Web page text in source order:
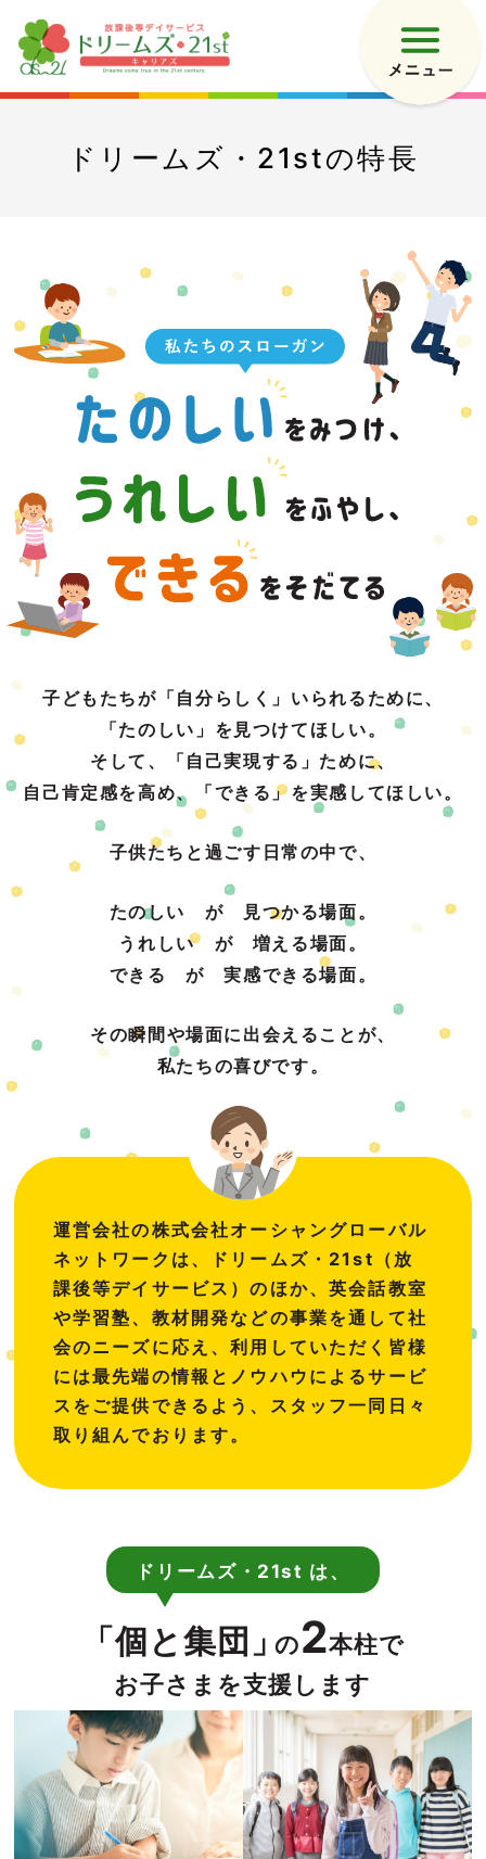
ドリームズ・21stの特長
子どもたちが「自分らしく」いられるために、
「たのしい」を見つけてほしい。
そして、「自己実現する」ために、
自己肯定感を高め、「できる」を実感してほしい。
子供たちと過ごす日常の中で、
たのしい が 見つかる場面。
うれしい が 増える場面。
できる が 実感できる場面。
その瞬間や場面に出会えることが、
私たちの喜びです。
運営会社の株式会社オーシャングローバル
ネットワークは、ドリームズ・21st（放
課後等デイサービス）のほか、英会話教室
や学習塾、教材開発などの事業を通して社
会のニーズに応え、利用していただく皆様
には最先端の情報とノウハウによるサービ
スをご提供できるよう、スタッフ一同日々
取り組んでおります。
ドリームズ・21st は、
「個と集団」の2本柱で
お子さまを支援します